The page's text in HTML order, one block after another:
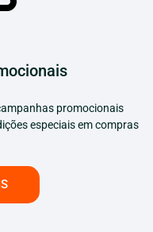
promocionais
especiais em compras